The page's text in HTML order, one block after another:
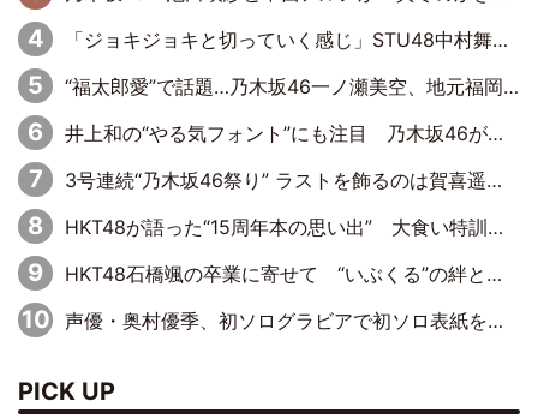
「ジョキジョキと切っていく感じ」STU48中村舞、新しい挑戦は自らの手で
“福太郎愛”で話題…乃木坂46一ノ瀬美空、地元福岡『めんべい25周年トップサポーター』に就任
井上和の“やる気フォント”にも注目 乃木坂46が挑んだ書道パフォーマンスの舞台裏
3号連続“乃木坂46祭り” ラストを飾るのは賀喜遥香…5年ぶりの登場に「5年分大人になった私を見ていただけたら」
HKT48が語った“15周年本の思い出” 大食い特訓・守護霊企画・制服グラビア…盛りだくさんの裏話
HKT48石橋颯の卒業に寄せて “いぶくる”の絆と後輩・龍頭綺音の決意
声優・奥村優季、初ソログラビアで初ソロ表紙を飾る！ 初めて見せる表情や、声優を志したきっかけなどを語った必読のインタビューを掲載
PICK UP